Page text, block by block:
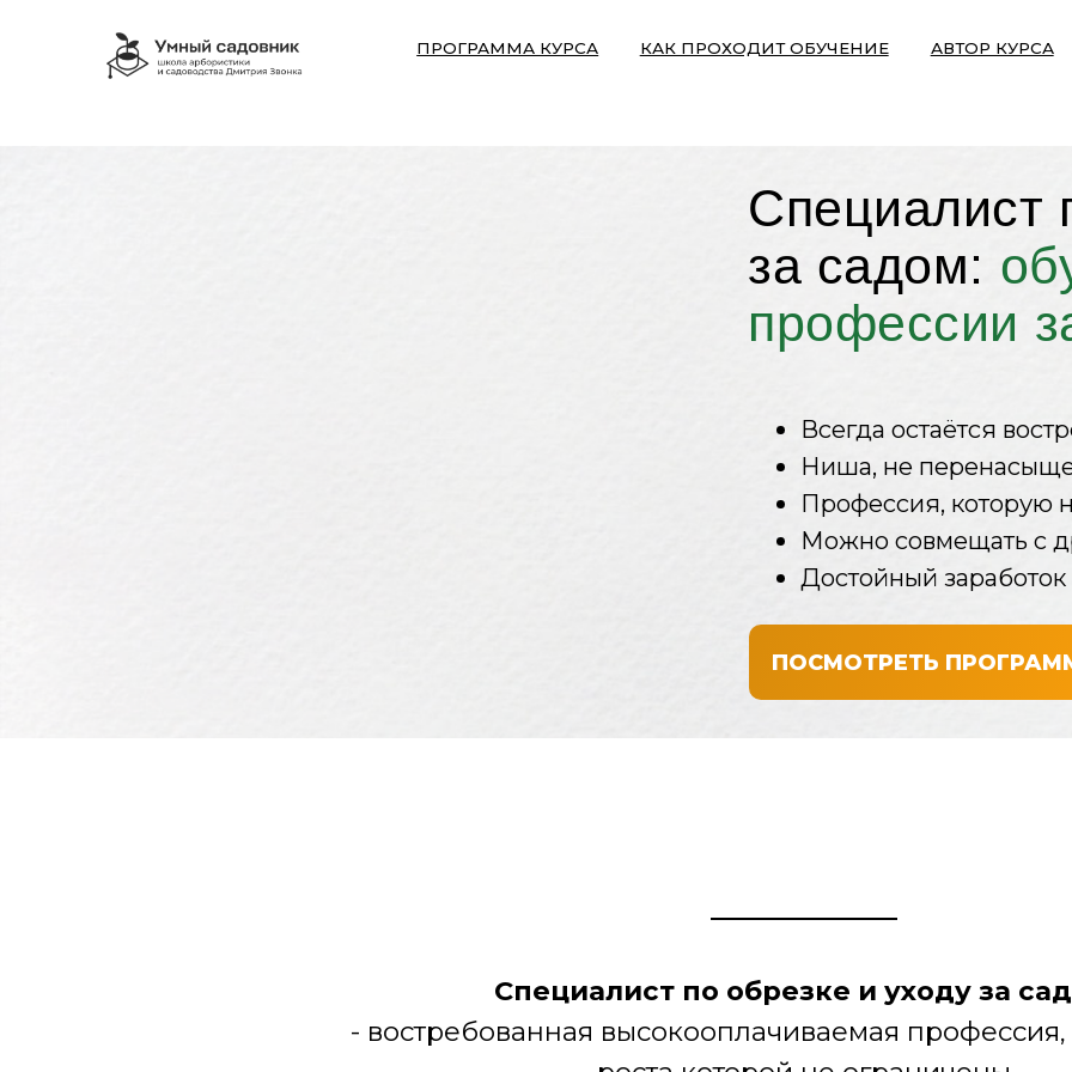
Специалист по
за садом:обучим
профессии за 7
ПРОГРАММА КУРСА КАК ПРОХОДИТ ОБУЧЕНИЕ АВТОР КУРСА
Ниша, не перенасыщенная
Профессия, которую не
Можно совмещать с другой
Достойный заработок без
ПОСМОТРЕТЬ ПРОГРАММУ КУРСА
- востребованная высокооплачиваемая профессия,